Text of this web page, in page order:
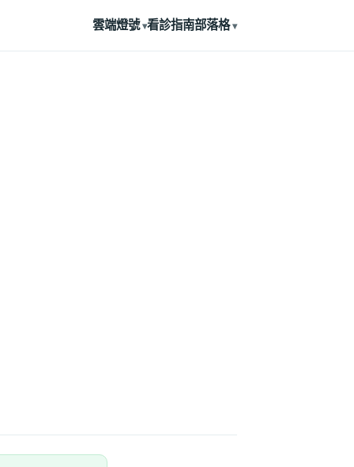
雲端燈號 看診指南部落格